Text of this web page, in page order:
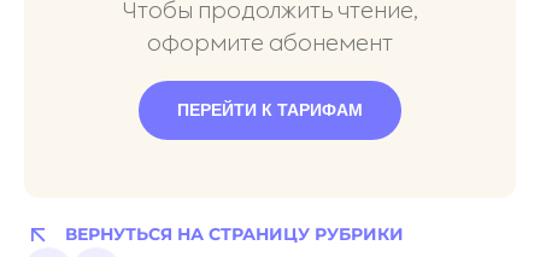
Чтобы продолжить чтение,
оформите абонемент
ПЕРЕЙТИ К ТАРИФАМ
ВЕРНУТЬСЯ НА СТРАНИЦУ РУБРИКИ